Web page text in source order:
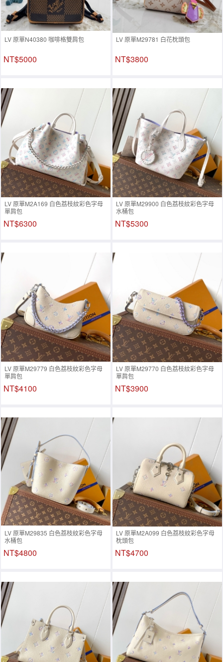
LV 原單N40380 咖啡格雙肩包
NT$5000
LV 原單M29781 白花枕頭包
NT$3800
LV 原單M2A169 白色荔枝紋彩色字母
單肩包
NT$6300
LV 原單M29900 白色荔枝紋彩色字母
水桶包
NT$5300
LV 原單M29779 白色荔枝紋彩色字母
單肩包
NT$4100
LV 原單M29770 白色荔枝紋彩色字母
單肩包
NT$3900
LV 原單M29835 白色荔枝紋彩色字母
水桶包
NT$4800
LV 原單M2A099 白色荔枝紋彩色字母
枕頭包
NT$4700